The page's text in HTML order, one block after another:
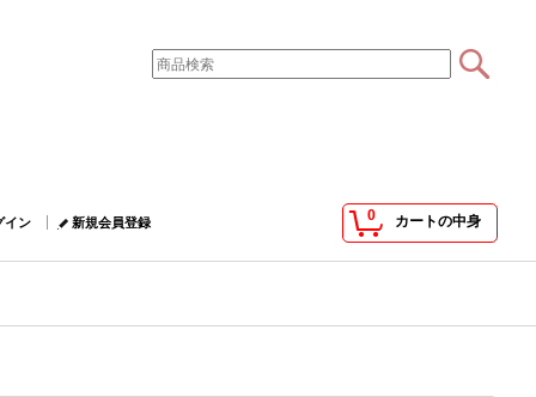
0 カートの中身
イン 新規会員登録